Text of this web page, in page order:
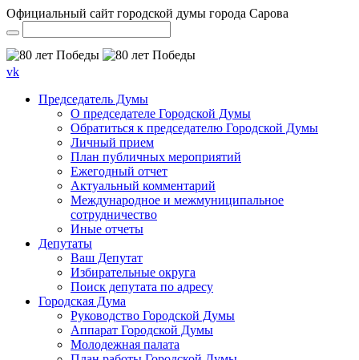
Официальный сайт городской думы города Сарова
vk
Председатель Думы
О председателе Городской Думы
Обратиться к председателю Городской Думы
Личный прием
План публичных мероприятий
Ежегодный отчет
Актуальный комментарий
Международное и межмуниципальное
сотрудничество
Иные отчеты
Депутаты
Ваш Депутат
Избирательные округа
Поиск депутата по адресу
Городская Дума
Руководство Городской Думы
Аппарат Городской Думы
Молодежная палата